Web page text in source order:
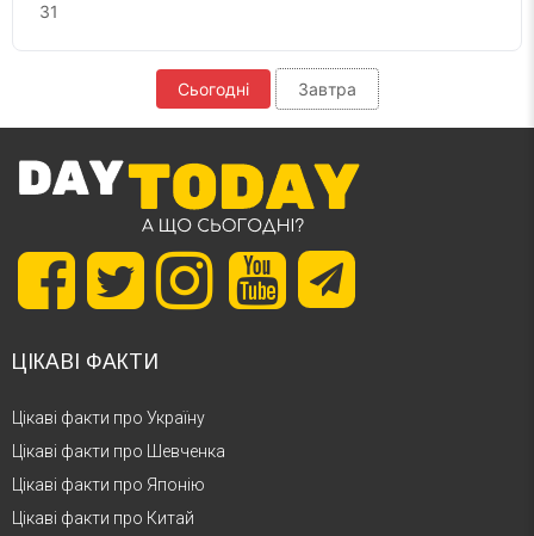
31
Сьогодні Завтра
ЦІКАВІ ФАКТИ
Цікаві факти про Україну
Цікаві факти про Шевченка
Цікаві факти про Японію
Цікаві факти про Китай